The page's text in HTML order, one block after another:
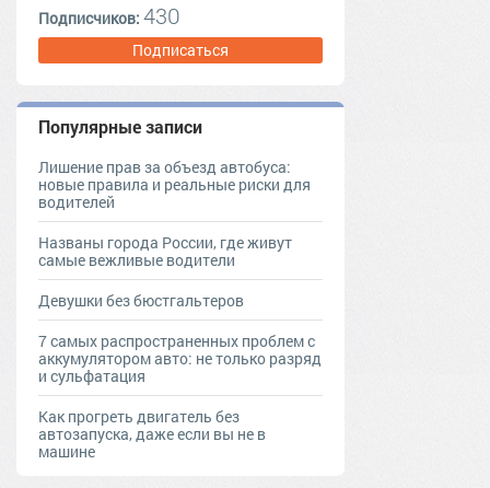
Подписчиков: 430
Подписаться
Популярные записи
Лишение прав за объезд автобуса:
новые правила и реальные риски для
водителей
Названы города России, где живут
самые вежливые водители
Девушки без бюстгальтеров
7 самых распространенных проблем с
аккумулятором авто: не только разряд
и сульфатация
Как прогреть двигатель без
автозапуска, даже если вы не в
машине